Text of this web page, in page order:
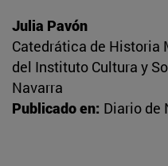
Julia Pavón
Catedrática de Historia
del Instituto Cultura y
Navarra
Publicado en: Diario de